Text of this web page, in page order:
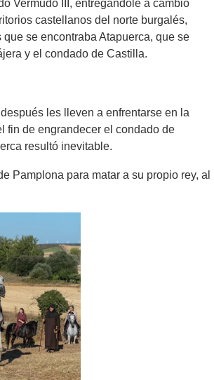
Vermudo III, entregándole a cambio
castellanos del norte burgalés,
que se encontraba Atapuerca, que se
y el condado de Castilla.
les lleven a enfrentarse en la
fin de engrandecer el condado de
resultó inevitable.
Pamplona para matar a su propio rey, al